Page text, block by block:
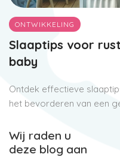
ONTWIKKELING
Slaaptips voor
baby
Ontdek effectieve
het bevorderen van een
Wij raden u
deze blog aan